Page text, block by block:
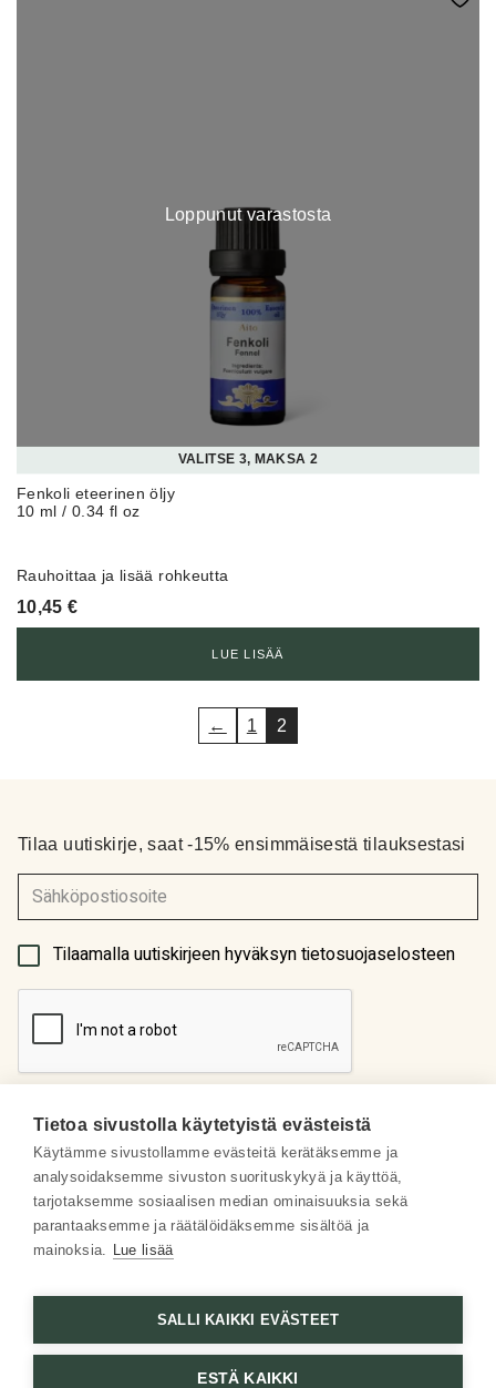
Loppunut varastosta
VALITSE 3, MAKSA 2
Fenkoli eteerinen öljy
10 ml / 0.34 fl oz
Rauhoittaa ja lisää rohkeutta
10,45€
LUE LISÄÄ
← 1 2
Meistä
Some
Asiakaspalvelu
Tilaa uutiskirje, saat -15% ensimmäisestä tilauksestasi
(Pakollinen)
Tilaamalla uutiskirjeen hyväksyn tietosuojaselosteen
Tietoa sivustolla käytetyistä evästeistä
Käytämme sivustollamme evästeitä kerätäksemme ja
analysoidaksemme sivuston suorituskykyä ja käyttöä,
tarjotaksemme sosiaalisen median ominaisuuksia sekä
parantaaksemme ja räätälöidäksemme sisältöä ja
mainoksia. Lue lisää
SALLI KAIKKI EVÄSTEET
ESTÄ KAIKKI